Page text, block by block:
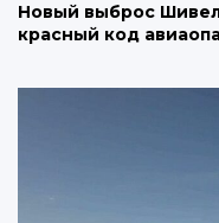
Новый выброс
красный код